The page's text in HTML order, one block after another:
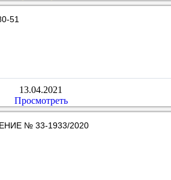
51
13.04.2021
Просмотреть
№ 33-1933/2020